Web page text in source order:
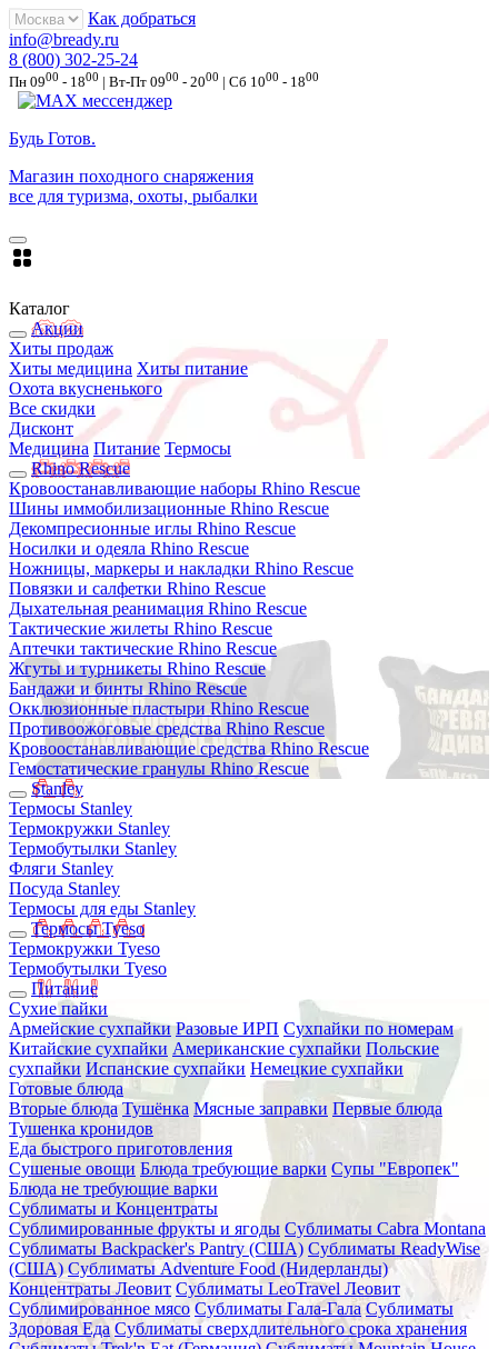
Как добраться
info@bready.ru
8 (800) 302-25-24
Пн 0900 - 1800 | Вт-Пт 0900 - 2000 | Сб 1000 - 1800
Будь Готов.
Магазин походного снаряжения
все для туризма, охоты, рыбалки
Каталог
Акции
Хиты продаж
Хиты медицина Хиты питание
Охота вкусненького
Все скидки
Дисконт
Медицина Питание Термосы
Rhino Rescue
Кровоостанавливающие наборы Rhino Rescue
Шины иммобилизационные Rhino Rescue
Декомпресионные иглы Rhino Rescue
Носилки и одеяла Rhino Rescue
Ножницы, маркеры и накладки Rhino Rescue
Повязки и салфетки Rhino Rescue
Дыхательная реанимация Rhino Rescue
Тактические жилеты Rhino Rescue
Аптечки тактические Rhino Rescue
Жгуты и турникеты Rhino Rescue
Бандажи и бинты Rhino Rescue
Окклюзионные пластыри Rhino Rescue
Противоожоговые средства Rhino Rescue
Кровоостанавливающие средства Rhino Rescue
Гемостатические гранулы Rhino Rescue
Stanley
Термосы Stanley
Термокружки Stanley
Термобутылки Stanley
Фляги Stanley
Посуда Stanley
Термосы для еды Stanley
Термосы Tyeso
Термокружки Tyeso
Термобутылки Tyeso
Питание
Сухие пайки
Армейские сухпайки Разовые ИРП Сухпайки по номерам
Китайские сухпайки Американские сухпайки Польские
сухпайки Испанские сухпайки Немецкие сухпайки
Готовые блюда
Вторые блюда Тушёнка Мясные заправки Первые блюда
Тушенка кронидов
Еда быстрого приготовления
Сушеные овощи Блюда требующие варки Супы "Европек"
Блюда не требующие варки
Сублиматы и Концентраты
Сублимированные фрукты и ягоды Сублиматы Cabra Montana
Сублиматы Backpacker's Pantry (США) Сублиматы ReadyWise
(США) Сублиматы Adventure Food (Нидерланды)
Концентраты Леовит Сублиматы LeoTravel Леовит
Сублимированное мясо Сублиматы Гала-Гала Сублиматы
Здоровая Еда Сублиматы сверхдлительного срока хранения